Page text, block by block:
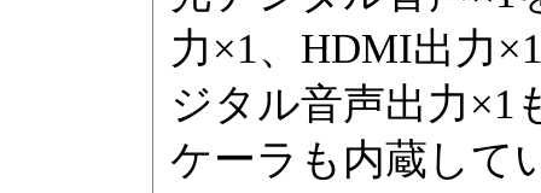
力×1、HDMI出力
ジタル音声出力×1
ケーラも内蔵して